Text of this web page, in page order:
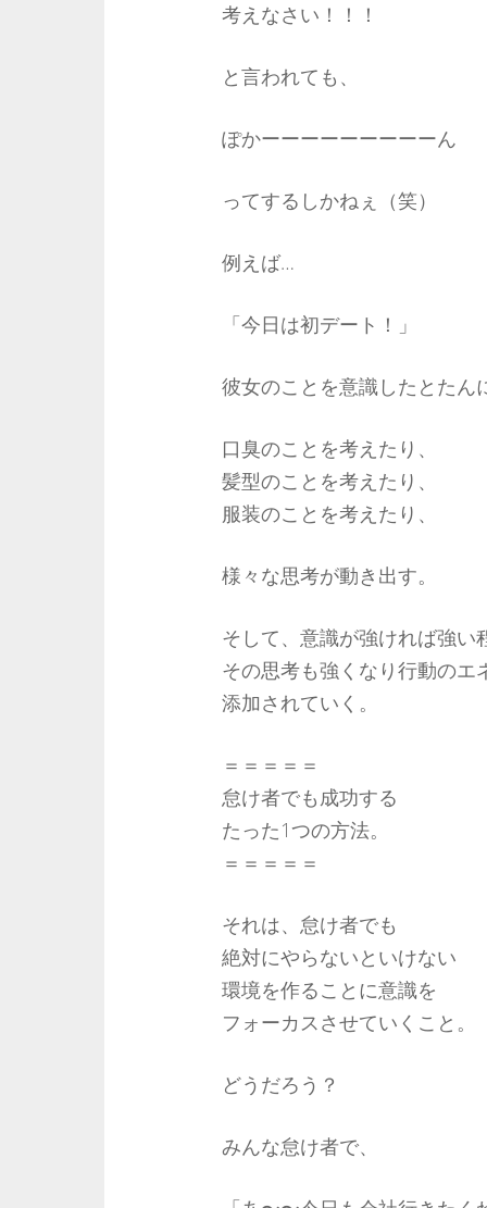
考えなさい！！！
と言われても、
ぽかーーーーーーーーーん
ってするしかねぇ（笑）
例えば…
「今日は初デート！」
彼女のことを意識したとたん
口臭のことを考えたり、
髪型のことを考えたり、
服装のことを考えたり、
様々な思考が動き出す。
そして、意識が強ければ強い
その思考も強くなり行動のエ
添加されていく。
＝＝＝＝＝
怠け者でも成功する
たった1つの方法。
＝＝＝＝＝
それは、怠け者でも
絶対にやらないといけない
環境を作ることに意識を
フォーカスさせていくこと。
どうだろう？
みんな怠け者で、